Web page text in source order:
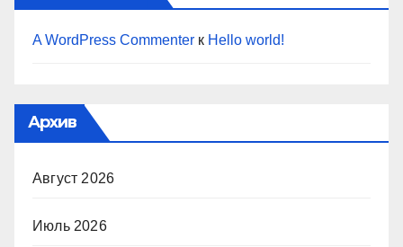
A WordPress Commenter к Hello world!
Архив
Август 2026
Июль 2026